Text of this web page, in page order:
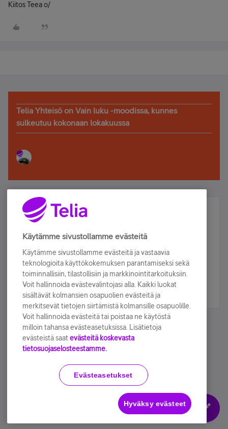
Kiitos Teea o/
Telia Yhteisö on Vain luku -moodissa, kunnes
sulkeutuu kokonaan lokakuussa
Älä jää paitsi – osallistu ja voita!
Tilaa Telian uutiskirje ja olet mukana arvonnassa.
sähköpostiisi.
Tilaa nyt
Käyttöehdot Accessibility statement
Evästeasetukset
Käytämme sivustollamme evästeitä
Käytämme sivustollamme evästeitä ja vastaavia
teknologioita käyttökokemuksen parantamiseksi sekä
toiminnallisiin, tilastollisiin ja markkinointitarkoituksiin.
Voit hallinnoida evästevalintojasi alla. Kaikki luokat
sisältävät kolmansien osapuolien evästeitä ja
merkitsevät tietojen siirtämistä kolmansille osapuolille.
Voit hallinnoida evästeitä tai poistaa ne käytöstä
milloin tahansa evästeasetuksissa. Lisätietoja
evästeistä saat evästeitä koskevasta
tietosuojaselosteestamme.
Evästeasetukset
Hyväksy evästeet